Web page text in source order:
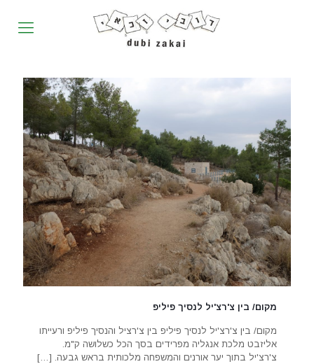
מקום/ בין צ'רצ'יל לנסיך פיליפ
מקום/ בין צ'רצ'יל לנסיך פיליפ בין צ'רציל והנסיך פיליפ ורעייתו
אליזבט מלכת אנגליה מפרידים בסך הכל כשלושה ק"מ.
צ'רצ'יל בתוך יער אורנים והמשפחה מלכותית בראש גבעה. […]